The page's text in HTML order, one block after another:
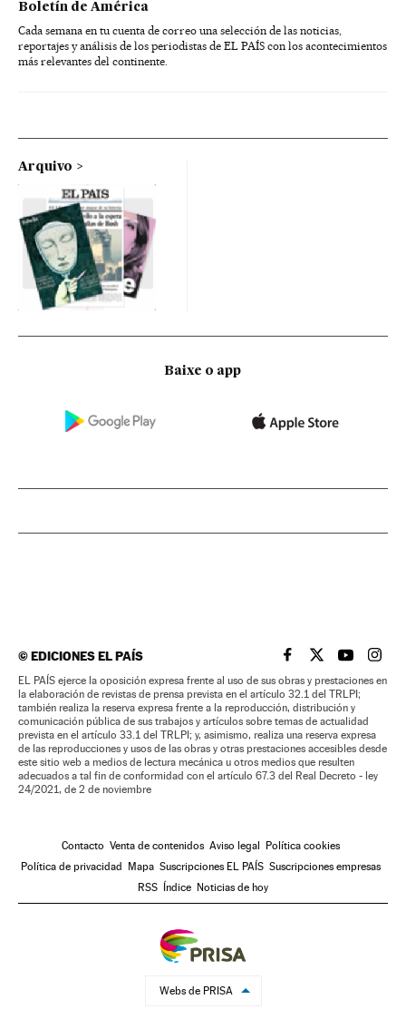
Boletín de América
Cada semana en tu cuenta de correo una selección de las noticias,
reportajes y análisis de los periodistas de EL PAÍS con los acontecimientos
más relevantes del continente.
Arquivo
Baixe o app
©EDICIONES EL PAÍS EL PAÍS BRASIL EN
EL PAÍSEL PAÍS
EL
EL PAÍS ejerce la oposición expresa frente al uso de sus obras y prestaciones en
la elaboración de revistas de prensa prevista en el artículo 32.1 del TRLPI;
también realiza la reserva expresa frente a la reproducción, distribución y
comunicación pública de sus trabajos y artículos sobre temas de actualidad
prevista en el artículo 33.1 del TRLPI; y, asimismo, realiza una reserva expresa
de las reproducciones y usos de las obras y otras prestaciones accesibles desde
este sitio web a medios de lectura mecánica u otros medios que resulten
adecuados a tal fin de conformidad con el artículo 67.3 del Real Decreto - ley
24/2021, de 2 de noviembre
Contacto Venta de contenidos Aviso legal Política cookies
Política de privacidad Mapa Suscripciones EL PAÍS Suscripciones empresas
RSS Índice Noticias de hoy
Webs de PRISA